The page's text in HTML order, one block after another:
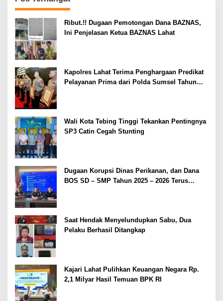
Ribut.!! Dugaan Pemotongan Dana BAZNAS,
Ini Penjelasan Ketua BAZNAS Lahat
Kapolres Lahat Terima Penghargaan Predikat
Pelayanan Prima dari Polda Sumsel Tahun
Wali Kota Tebing Tinggi Tekankan Pentingnya
SP3 Catin Cegah Stunting
Dugaan Korupsi Dinas Perikanan, dan Dana
BOS SD – SMP Tahun 2025 – 2026 Terus
Saat Hendak Menyelundupkan Sabu, Dua
Pelaku Berhasil Ditangkap
Kajari Lahat Pulihkan Keuangan Negara Rp.
2,1 Milyar Hasil Temuan BPK RI